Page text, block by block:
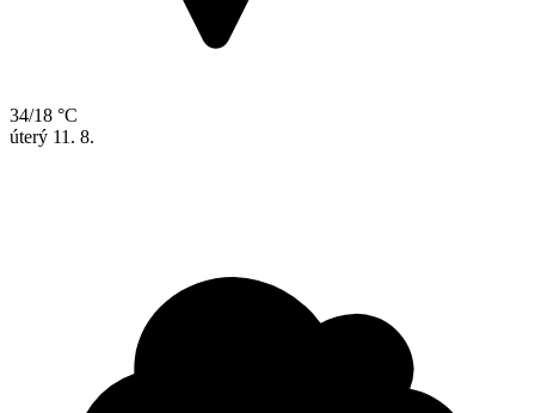
34/18 °C
úterý 11. 8.